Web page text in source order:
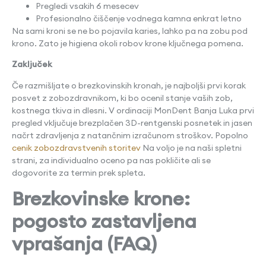
Pregledi vsakih 6 mesecev
Profesionalno čiščenje vodnega kamna enkrat letno
Na sami kroni se ne bo pojavila karies, lahko pa na zobu pod
krono. Zato je higiena okoli robov krone ključnega pomena.
Zaključek
Če razmišljate o brezkovinskih kronah, je najboljši prvi korak
posvet z zobozdravnikom, ki bo ocenil stanje vaših zob,
kostnega tkiva in dlesni. V ordinaciji MonDent Banja Luka prvi
pregled vključuje brezplačen 3D-rentgenski posnetek in jasen
načrt zdravljenja z natančnim izračunom stroškov. Popolno
cenik zobozdravstvenih storitev Na voljo je na naši spletni
strani, za individualno oceno pa nas pokličite ali se
dogovorite za termin prek spleta.
Brezkovinske krone:
pogosto zastavljena
vprašanja (FAQ)